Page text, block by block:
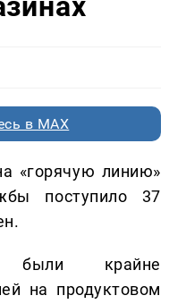
в MAX
«горячую линию»
поступило 37
были крайне
на продуктовом